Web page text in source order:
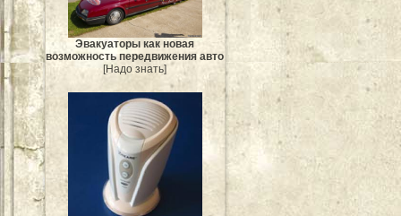
Эвакуаторы как новая
возможность передвижения авто
[Надо знать]